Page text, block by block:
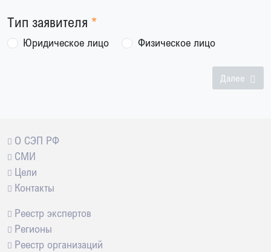
Тип заявителя
Юридическое лицо Физическое лицо
Далее
О СЭП РФ
СМИ
Цели
Контакты
Реестр экспертов
Регионы
Реестр организаций